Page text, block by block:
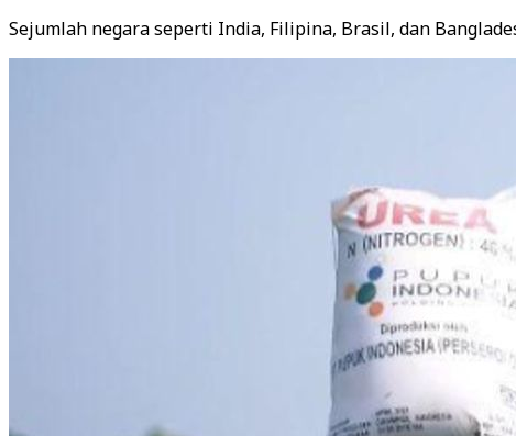
Sejumlah negara seperti India, Filipina, Brasil, dan